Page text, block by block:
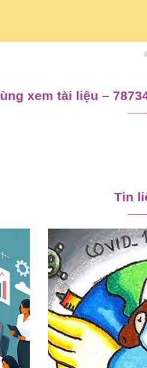
xem tài liệu –
Tin